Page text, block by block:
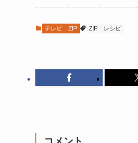
テレビ ZIP ZIP レシピ